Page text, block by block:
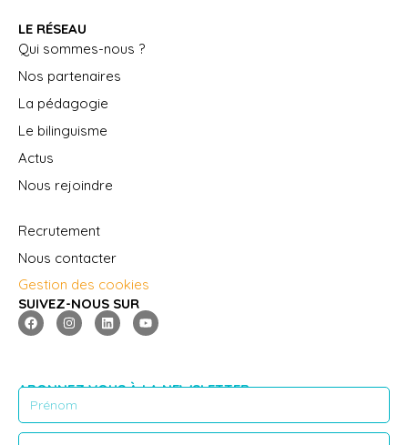
LE RÉSEAU
Qui sommes-nous ?
Nos partenaires
La pédagogie
Le bilinguisme
Actus
Nous rejoindre
Recrutement
Nous contacter
Gestion des cookies
SUIVEZ-NOUS SUR
ABONNEZ VOUS À LA NEWSLETTER